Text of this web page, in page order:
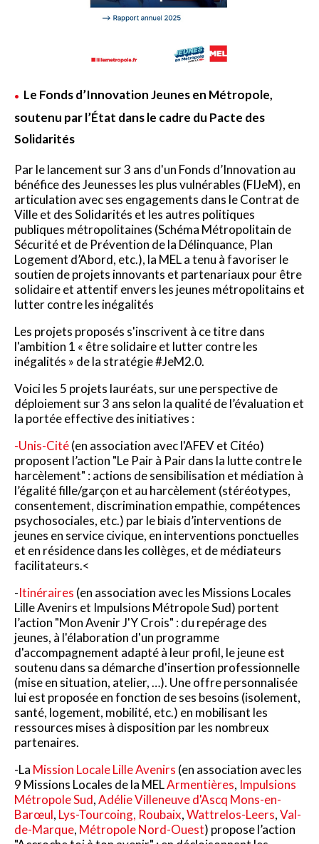
Le Fonds d’Innovation Jeunes en Métropole,
soutenu par l’État dans le cadre du Pacte des
Solidarités
Par le lancement sur 3 ans d'un Fonds d’Innovation au
bénéfice des Jeunesses les plus vulnérables (FIJeM), en
articulation avec ses engagements dans le Contrat de
Ville et des Solidarités et les autres politiques
publiques métropolitaines (Schéma Métropolitain de
Sécurité et de Prévention de la Délinquance, Plan
Logement d’Abord, etc.), la MEL a tenu à favoriser le
soutien de projets innovants et partenariaux pour être
solidaire et attentif envers les jeunes métropolitains et
lutter contre les inégalités
Les projets proposés s'inscrivent à ce titre dans
l'ambition 1 « être solidaire et lutter contre les
inégalités » de la stratégie #JeM2.0.
Voici les 5 projets lauréats, sur une perspective de
déploiement sur 3 ans selon la qualité de l’évaluation et
la portée effective des initiatives :
-Unis-Cité(en association avec l'AFEV et Citéo)
proposent l’action "Le Pair à Pair dans la lutte contre le
harcèlement" : actions de sensibilisation et médiation à
l’égalité fille/garçon et au harcèlement (stéréotypes,
consentement, discrimination empathie, compétences
psychosociales, etc.) par le biais d’interventions de
jeunes en service civique, en interventions ponctuelles
et en résidence dans les collèges, et de médiateurs
facilitateurs.<
-Itinéraires (en association avec les Missions Locales
Lille Avenirs et Impulsions Métropole Sud) portent
l’action "Mon Avenir J'Y Crois" : du repérage des
jeunes, à l'élaboration d'un programme
d'accompagnement adapté à leur profil, le jeune est
soutenu dans sa démarche d'insertion professionnelle
(mise en situation, atelier, …). Une offre personnalisée
lui est proposée en fonction de ses besoins (isolement,
santé, logement, mobilité, etc.) en mobilisant les
ressources mises à disposition par les nombreux
partenaires.
-La Mission Locale Lille Avenirs (en association avec les
9 Missions Locales de la MELArmentières, Impulsions
Métropole Sud,Adélie Villeneuve d'Ascq Mons-en-
Barœul, Lys-Tourcoing, Roubaix,Wattrelos-Leers,Val-
de-Marque, Métropole Nord-Ouest) propose l’action